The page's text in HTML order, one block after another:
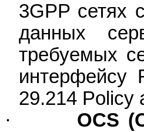
3GPP сетях
данных
требуемых
интерфейсу
29.214 Policy
·
OCS